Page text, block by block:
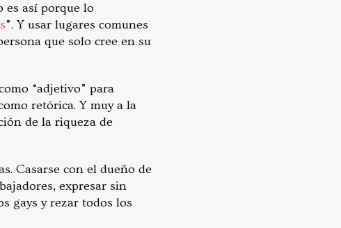
es así porque lo
”. Y usar lugares comunes
que solo cree en su
“adjetivo” para
retórica. Y muy a la
de la riqueza de
Casarse con el dueño de
expresar sin
gays y rezar todos los